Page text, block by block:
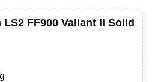
FF900 Valiant II Solid